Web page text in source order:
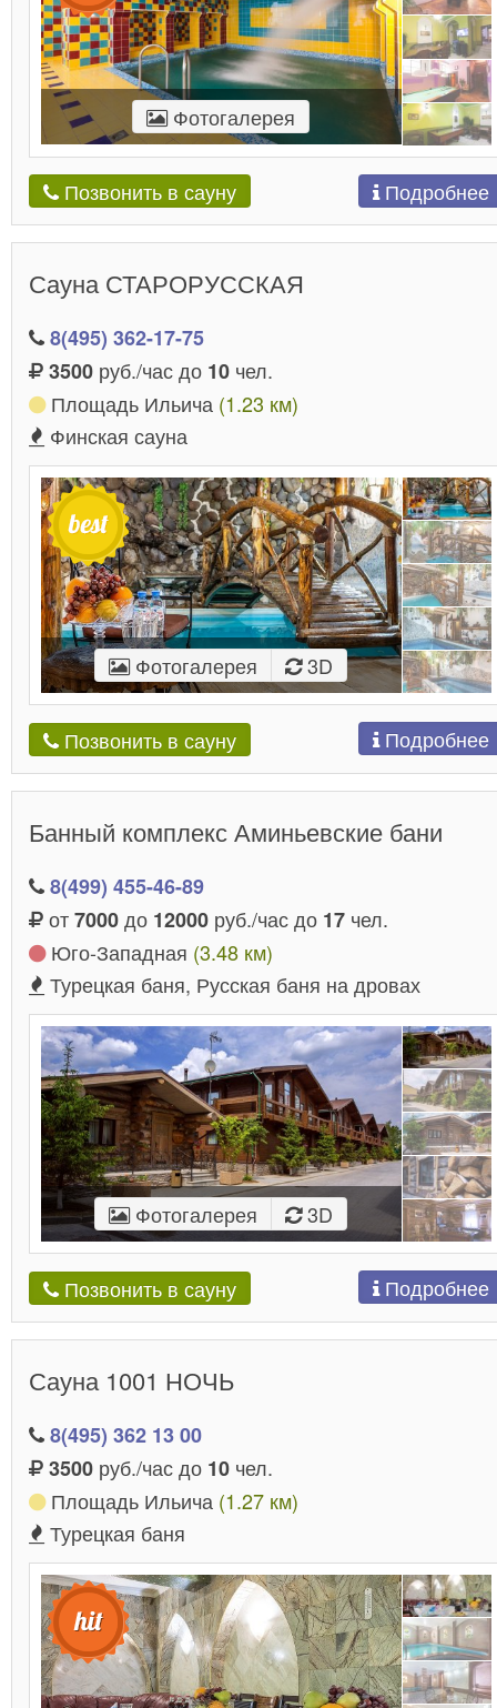
Фотогалерея
Позвонить в сауну Подробнее
Сауна СТАРОРУССКАЯ
8(495) 362-17-75
3500 руб./час до 10 чел.
Площадь Ильича (1.23 км)
Финская сауна
Фотогалерея 3D
Позвонить в сауну Подробнее
Банный комплекс Аминьевские бани
8(499) 455-46-89
от7000до 12000 руб./час до 17 чел.
Юго-Западная (3.48 км)
Турецкая баня, Русская баня на дровах
Фотогалерея 3D
Позвонить в сауну Подробнее
Сауна 1001 НОЧЬ
8(495) 362 13 00
3500 руб./час до 10 чел.
Площадь Ильича (1.27 км)
Турецкая баня